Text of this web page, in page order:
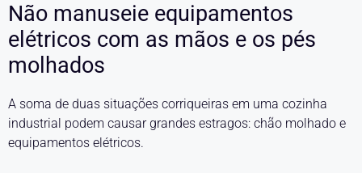
Não manuseie equipamentos
elétricos com as mãos e os pés
molhados
A soma de duas situações corriqueiras em uma cozinha
industrial podem causar grandes estragos: chão molhado e
equipamentos elétricos.